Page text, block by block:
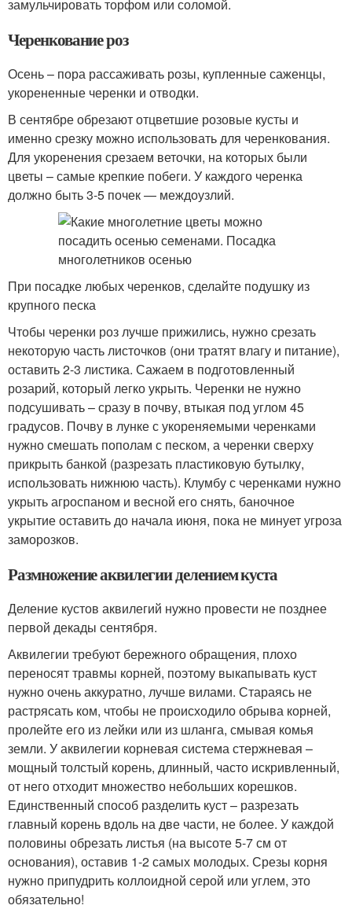
замульчировать торфом или соломой.
Черенкование роз
Осень – пора рассаживать розы, купленные саженцы,
укорененные черенки и отводки.
В сентябре обрезают отцветшие розовые кусты и
именно срезку можно использовать для черенкования.
Для укоренения срезаем веточки, на которых были
цветы – самые крепкие побеги. У каждого черенка
должно быть 3-5 почек — междоузлий.
При посадке любых черенков, сделайте подушку из
крупного песка
Чтобы черенки роз лучше прижились, нужно срезать
некоторую часть листочков (они тратят влагу и питание),
оставить 2-3 листика. Сажаем в подготовленный
розарий, который легко укрыть. Черенки не нужно
подсушивать – сразу в почву, втыкая под углом 45
градусов. Почву в лунке с укореняемыми черенками
нужно смешать пополам с песком, а черенки сверху
прикрыть банкой (разрезать пластиковую бутылку,
использовать нижнюю часть). Клумбу с черенками нужно
укрыть агроспаном и весной его снять, баночное
укрытие оставить до начала июня, пока не минует угроза
заморозков.
Размножение аквилегии делением куста
Деление кустов аквилегий нужно провести не позднее
первой декады сентября.
Аквилегии требуют бережного обращения, плохо
переносят травмы корней, поэтому выкапывать куст
нужно очень аккуратно, лучше вилами. Стараясь не
растрясать ком, чтобы не происходило обрыва корней,
пролейте его из лейки или из шланга, смывая комья
земли. У аквилегии корневая система стержневая –
мощный толстый корень, длинный, часто искривленный,
от него отходит множество небольших корешков.
Единственный способ разделить куст – разрезать
главный корень вдоль на две части, не более. У каждой
половины обрезать листья (на высоте 5-7 см от
основания), оставив 1-2 самых молодых. Срезы корня
нужно припудрить коллоидной серой или углем, это
обязательно!